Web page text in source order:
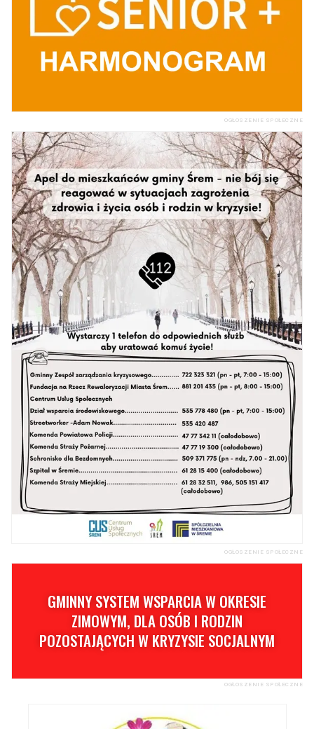
OGŁOSZENIE SPOŁECZNE
OGŁOSZENIE SPOŁECZNE
GMINNY SYSTEM WSPARCIA W OKRESIE
ZIMOWYM, DLA OSÓB I RODZIN
POZOSTAJĄCYCH W KRYZYSIE SOCJALNYM
OGŁOSZENIE SPOŁECZNE